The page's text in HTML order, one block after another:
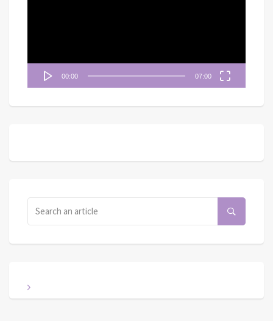
00:00 07:00